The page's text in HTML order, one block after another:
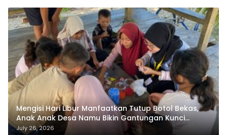
Mengisi Hari Libur Manfaatkan Tutup Botol Bekas,
Anak Anak Desa Namu Bikin Gantungan Kunci
Bernilai Ekonomi
July 26, 2026